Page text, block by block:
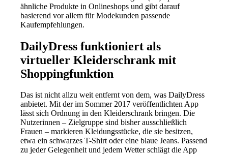
ähnliche Produkte in Onlineshops und gibt darauf
basierend vor allem für Modekunden passende
Kaufempfehlungen.
DailyDress funktioniert als
virtueller Kleiderschrank mit
Shoppingfunktion
Das ist nicht allzu weit entfernt von dem, was DailyDress
anbietet. Mit der im Sommer 2017 veröffentlichten App
lässt sich Ordnung in den Kleiderschrank bringen. Die
Nutzerinnen – Zielgruppe sind bisher ausschließlich
Frauen – markieren Kleidungsstücke, die sie besitzen,
etwa ein schwarzes T-Shirt oder eine blaue Jeans. Passend
zu jeder Gelegenheit und jedem Wetter schlägt die App